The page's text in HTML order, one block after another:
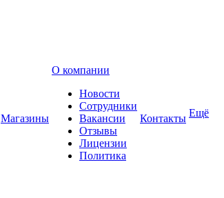
Магазины
О компании
Новости
Сотрудники
Вакансии
Отзывы
Лицензии
Политика
Контакты Ещё